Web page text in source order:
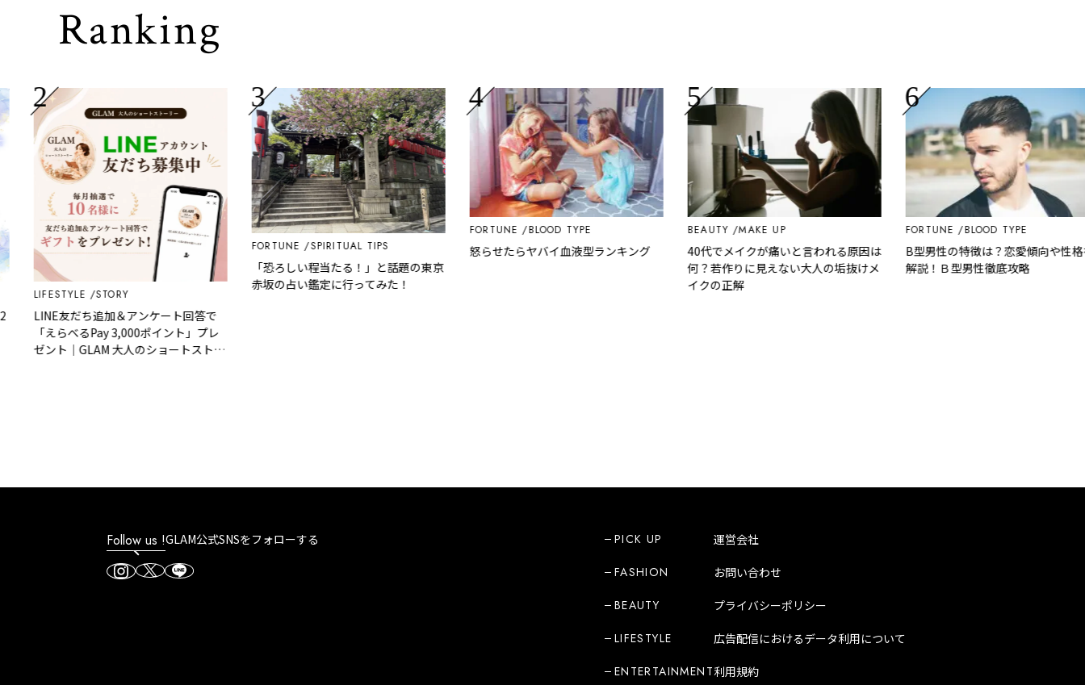
Ranking
LIFESTYLE STORY
LINE友だち追加＆アンケート回答で
「えらべるPay 3,000ポイント」プレ
ゼント｜GLAM 大人のショートストー
FORTUNE SPIRITUAL TIPS
「恐ろしい程当たる！」と話題の東京
赤坂の占い鑑定に行ってみた！
FORTUNE BLOOD TYPE
怒らせたらヤバイ血液型ランキング
BEAUTY MAKE UP
40代でメイクが痛いと言われる原因は
何？若作りに見えない大人の垢抜けメ
イクの正解
FORTUNE BLOOD TYPE
B型男性の特徴は？恋愛傾向や性格を
解説！Ｂ型男性徹底攻略
Follow us !GLAM公式SNSをフォローする PICK UP
FASHION
BEAUTY
LIFESTYLE
ENTERTAINMENT
運営会社
お問い合わせ
プライバシーポリシー
広告配信におけるデータ利用について
利用規約